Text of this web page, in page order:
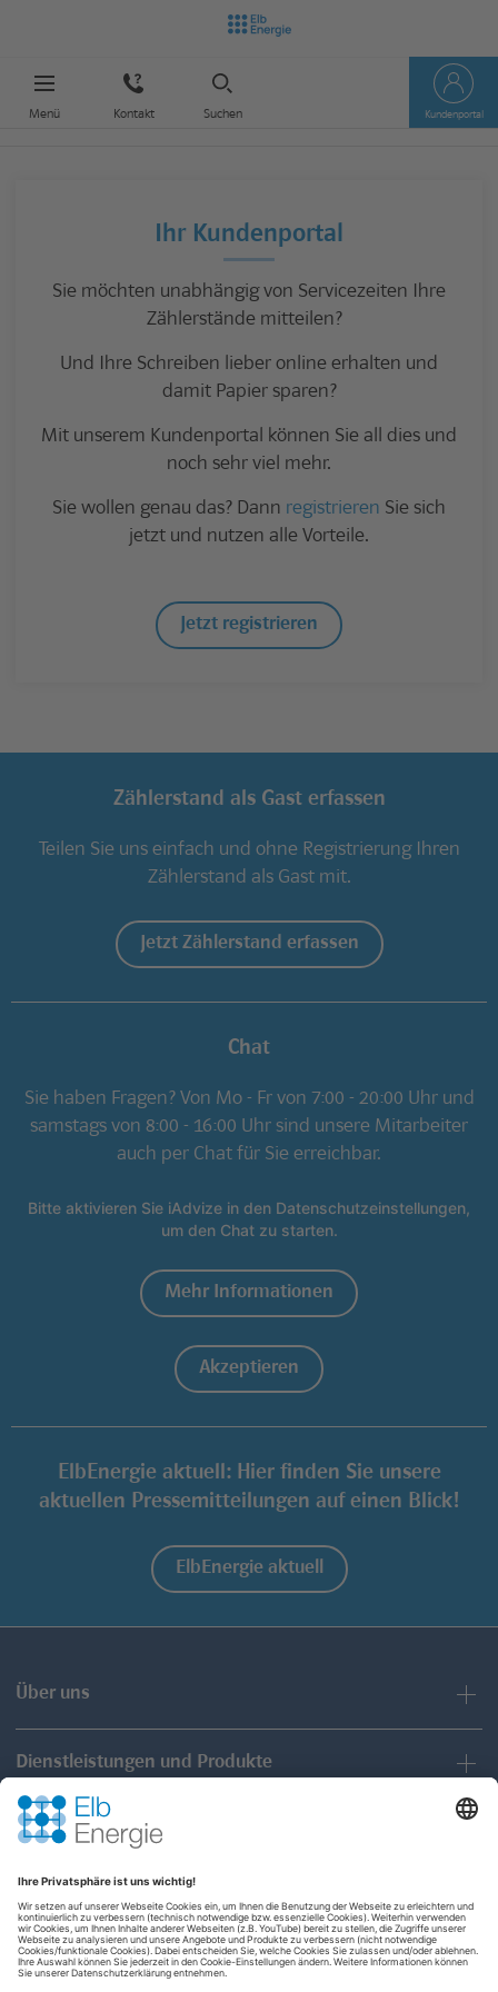
Menü Kontakt Suchen Kundenportal
Ihr Kundenportal
Sie möchten unabhängig von Servicezeiten Ihre
Zählerstände mitteilen?
Und Ihre Schreiben lieber online erhalten und
damit Papier sparen?
Mit unserem Kundenportal können Sie all dies und
noch sehr viel mehr.
Sie wollen genau das? Dann registrieren Sie sich
jetzt und nutzen alle Vorteile.
Jetzt registrieren
Zählerstand als Gast erfassen
Teilen Sie uns einfach und ohne Registrierung Ihren
Zählerstand als Gast mit.
Jetzt Zählerstand erfassen
Chat
Sie haben Fragen? Von Mo - Fr von 7:00 - 20:00 Uhr und
samstags von 8:00 - 16:00 Uhr sind unsere Mitarbeiter
auch per Chat für Sie erreichbar.
Bitte aktivieren Sie iAdvize in den Datenschutzeinstellungen,
um den Chat zu starten.
Mehr Informationen
Akzeptieren
ElbEnergie aktuell: Hier finden Sie unsere
aktuellen Pressemitteilungen auf einen Blick!
ElbEnergie aktuell
Über uns
Dienstleistungen und Produkte
Partner und Kommunen
ElbEnergie GmbH
An der Reitbahn 17